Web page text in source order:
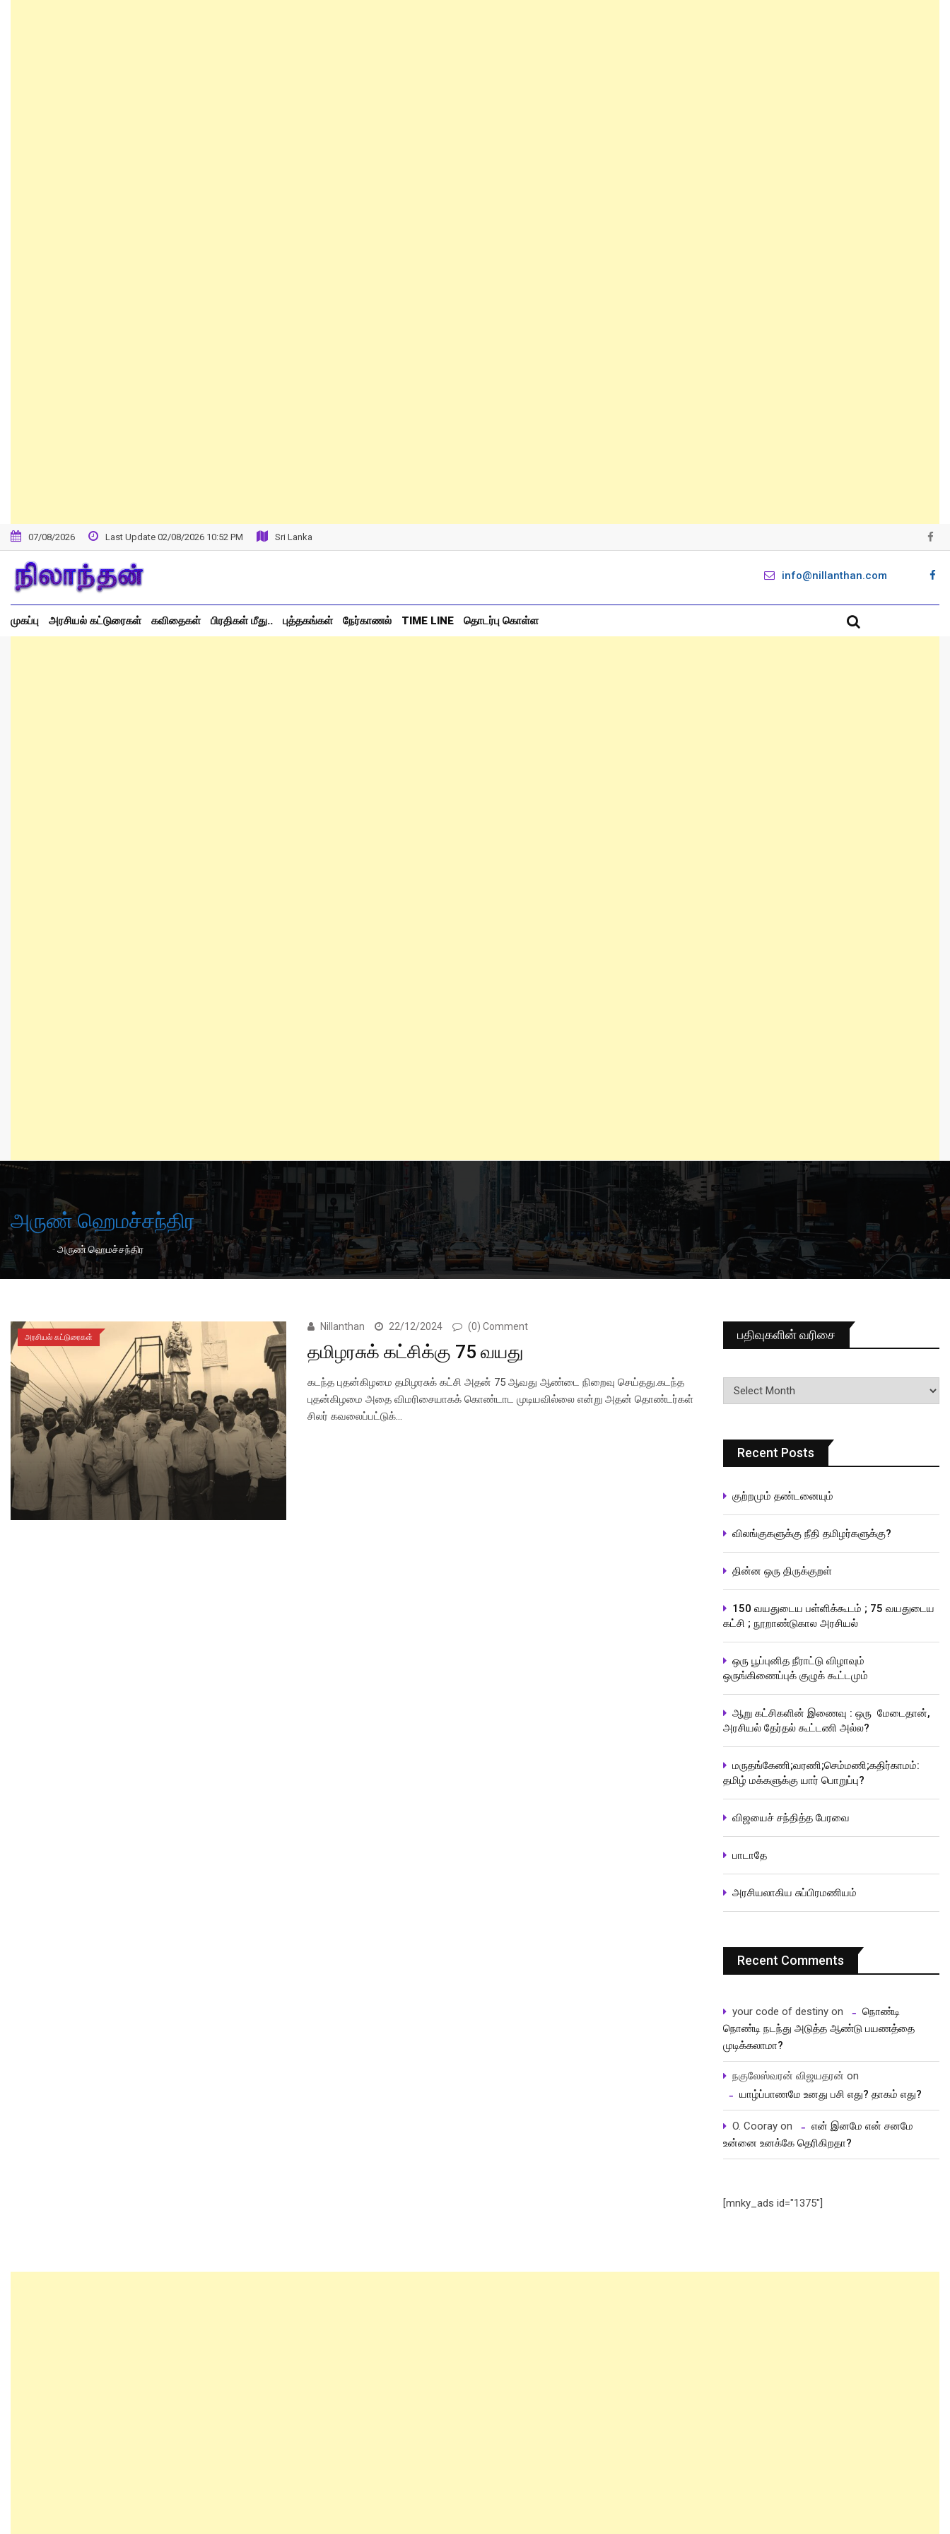
07/08/2026 Last Update 02/08/2026 10:52 PM Sri Lanka
info@nillanthan.com
முகப்பு அரசியல் கட்டுரைகள் கவிதைகள் பிரதிகள் மீது.. புத்தகங்கள் நேர்காணல் TIME LINE தொடர்பு கொள்ள
அருண் ஹெமச்சந்திர
-அருண் ஹெமச்சந்திர
அரசியல் கட்டுரைகள்
Nillanthan 22/12/2024 (0) Comment
தமிழரசுக் கட்சிக்கு 75 வயது
கடந்த புதன்கிழமை தமிழரசுக் கட்சி அதன் 75 ஆவது ஆண்டை நிறைவு செய்தது.கடந்த
புதன்கிழமை அதை விமரிசையாகக் கொண்டாட முடியவில்லை என்று அதன் தொண்டர்கள்
சிலர் கவலைப்பட்டுக்…
பதிவுகளின் வரிசை
பதிவுகளின்
வரிசை
Recent Posts
குற்றமும் தண்டனையும்
விலங்குகளுக்கு நீதி தமிழர்களுக்கு?
தின்ன ஒரு திருக்குறள்
150 வயதுடைய பள்ளிக்கூடம் ; 75 வயதுடைய
கட்சி ; நூறாண்டுகால அரசியல்
ஒரு பூப்புனித நீராட்டு விழாவும்
ஒருங்கிணைப்புக் குழுக் கூட்டமும்
ஆறு கட்சிகளின் இணைவு : ஒரு மேடைதான்,
அரசியல் தேர்தல் கூட்டணி அல்ல?
மருதங்கேணி;வரணி;செம்மணி;கதிர்காமம்:
தமிழ் மக்களுக்கு யார் பொறுப்பு?
விஜயைச் சந்தித்த பேரவை
பாடாதே
அரசியலாகிய சுப்பிரமணியம்
Recent Comments
your code of destiny on
நொண்டி
நொண்டி நடந்து அடுத்த ஆண்டு பயணத்தை
முடிக்கலாமா?
நகுலேஸ்வரன் விஜயதரன் on
யாழ்ப்பாணமே உனது பசி எது? தாகம் எது?
O. Cooray on
என் இனமே என் சனமே
உன்னை உனக்கே தெரிகிறதா?
[mnky_ads id="1375"]